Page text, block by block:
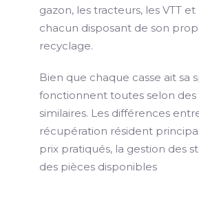
gazon, les tracteurs, les VTT
chacun disposant de son
recyclage.
Bien que chaque casse ait sa
fonctionnent toutes selon des
similaires. Les différences
récupération résident
prix pratiqués, la gestion des
des pièces disponibles